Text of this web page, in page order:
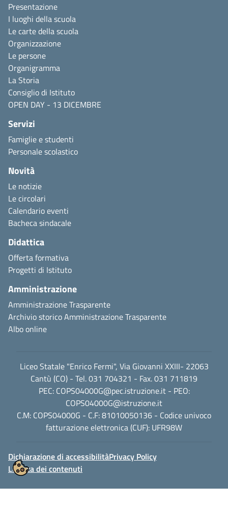
Presentazione
I luoghi della scuola
Le carte della scuola
Organizzazione
Le persone
Organigramma
La Storia
Consiglio di Istituto
OPEN DAY - 13 DICEMBRE
Servizi
Famiglie e studenti
Personale scolastico
Novità
Le notizie
Le circolari
Calendario eventi
Bacheca sindacale
Didattica
Offerta formativa
Progetti di Istituto
Amministrazione
Amministrazione Trasparente
Archivio storico Amministrazione Trasparente
Albo online
Liceo Statale "Enrico Fermi", Via Giovanni XXIII- 22063
Cantù (CO) - Tel. 031 704321 - Fax. 031 711819
PEC: COPS04000G@pec.istruzione.it- PEO:
COPS04000G@istruzione.it
C.M: COPS04000G - C.F: 81010050136 - Codice univoco
fatturazione elettronica (CUF): UFR98W
Dichiarazione di accessibilitàPrivacy Policy
Licenza dei contenuti